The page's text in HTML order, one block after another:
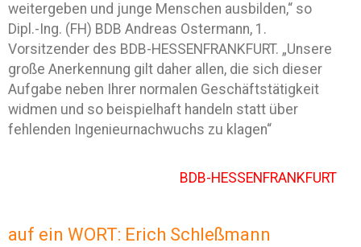
weitergeben und junge Menschen ausbilden,“ so
Dipl.-Ing. (FH) BDB Andreas Ostermann, 1.
Vorsitzender des BDB-HESSENFRANKFURT. „Unsere
große Anerkennung gilt daher allen, die sich dieser
Aufgabe neben Ihrer normalen Geschäftstätigkeit
widmen und so beispielhaft handeln statt über
fehlenden Ingenieurnachwuchs zu klagen“
BDB-HESSENFRANKFURT
auf ein WORT: Erich Schleßmann